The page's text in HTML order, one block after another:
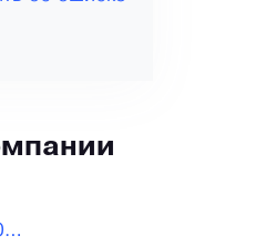
+7(800)550-70-46